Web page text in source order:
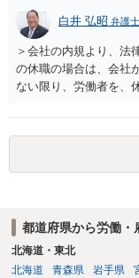
交渉は一般的です。
ースにする、算定根拠
費・未回収費用のみ
前に契約書の内容をレ
す。 争点は、契約類型
るか、解除事由が双方
合理的か、という複数
バランスの問題もあり
コストを抑えやすいの
をお勧めします。 ・
は、合理性や対価性を
あります。
白井 弘昭 弁護士
＞会社の内規より、法
の休職の場合は、会社
ない限り、労働者を、
期間満了による退職は
ください。 仮に会社
に当たります。 ＞労
に、受け取れる金銭は
逸失利益等）が認めら
災での第三者行為傷害
第三者の賠償責任も考
都道府県から労働・
北海道・東北
北海道
青森県 岩手県